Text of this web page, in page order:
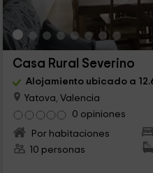
Casa Rural Severino
Alojamiento ubicado a
Yatova, Valencia
0 opiniones
Por habitaciones
10 personas